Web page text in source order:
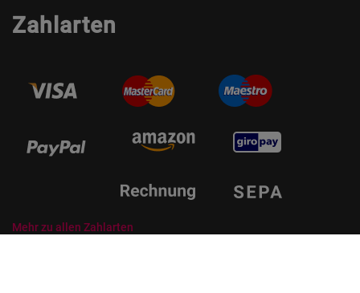
Zahlarten
Mehr zu allen Zahlarten